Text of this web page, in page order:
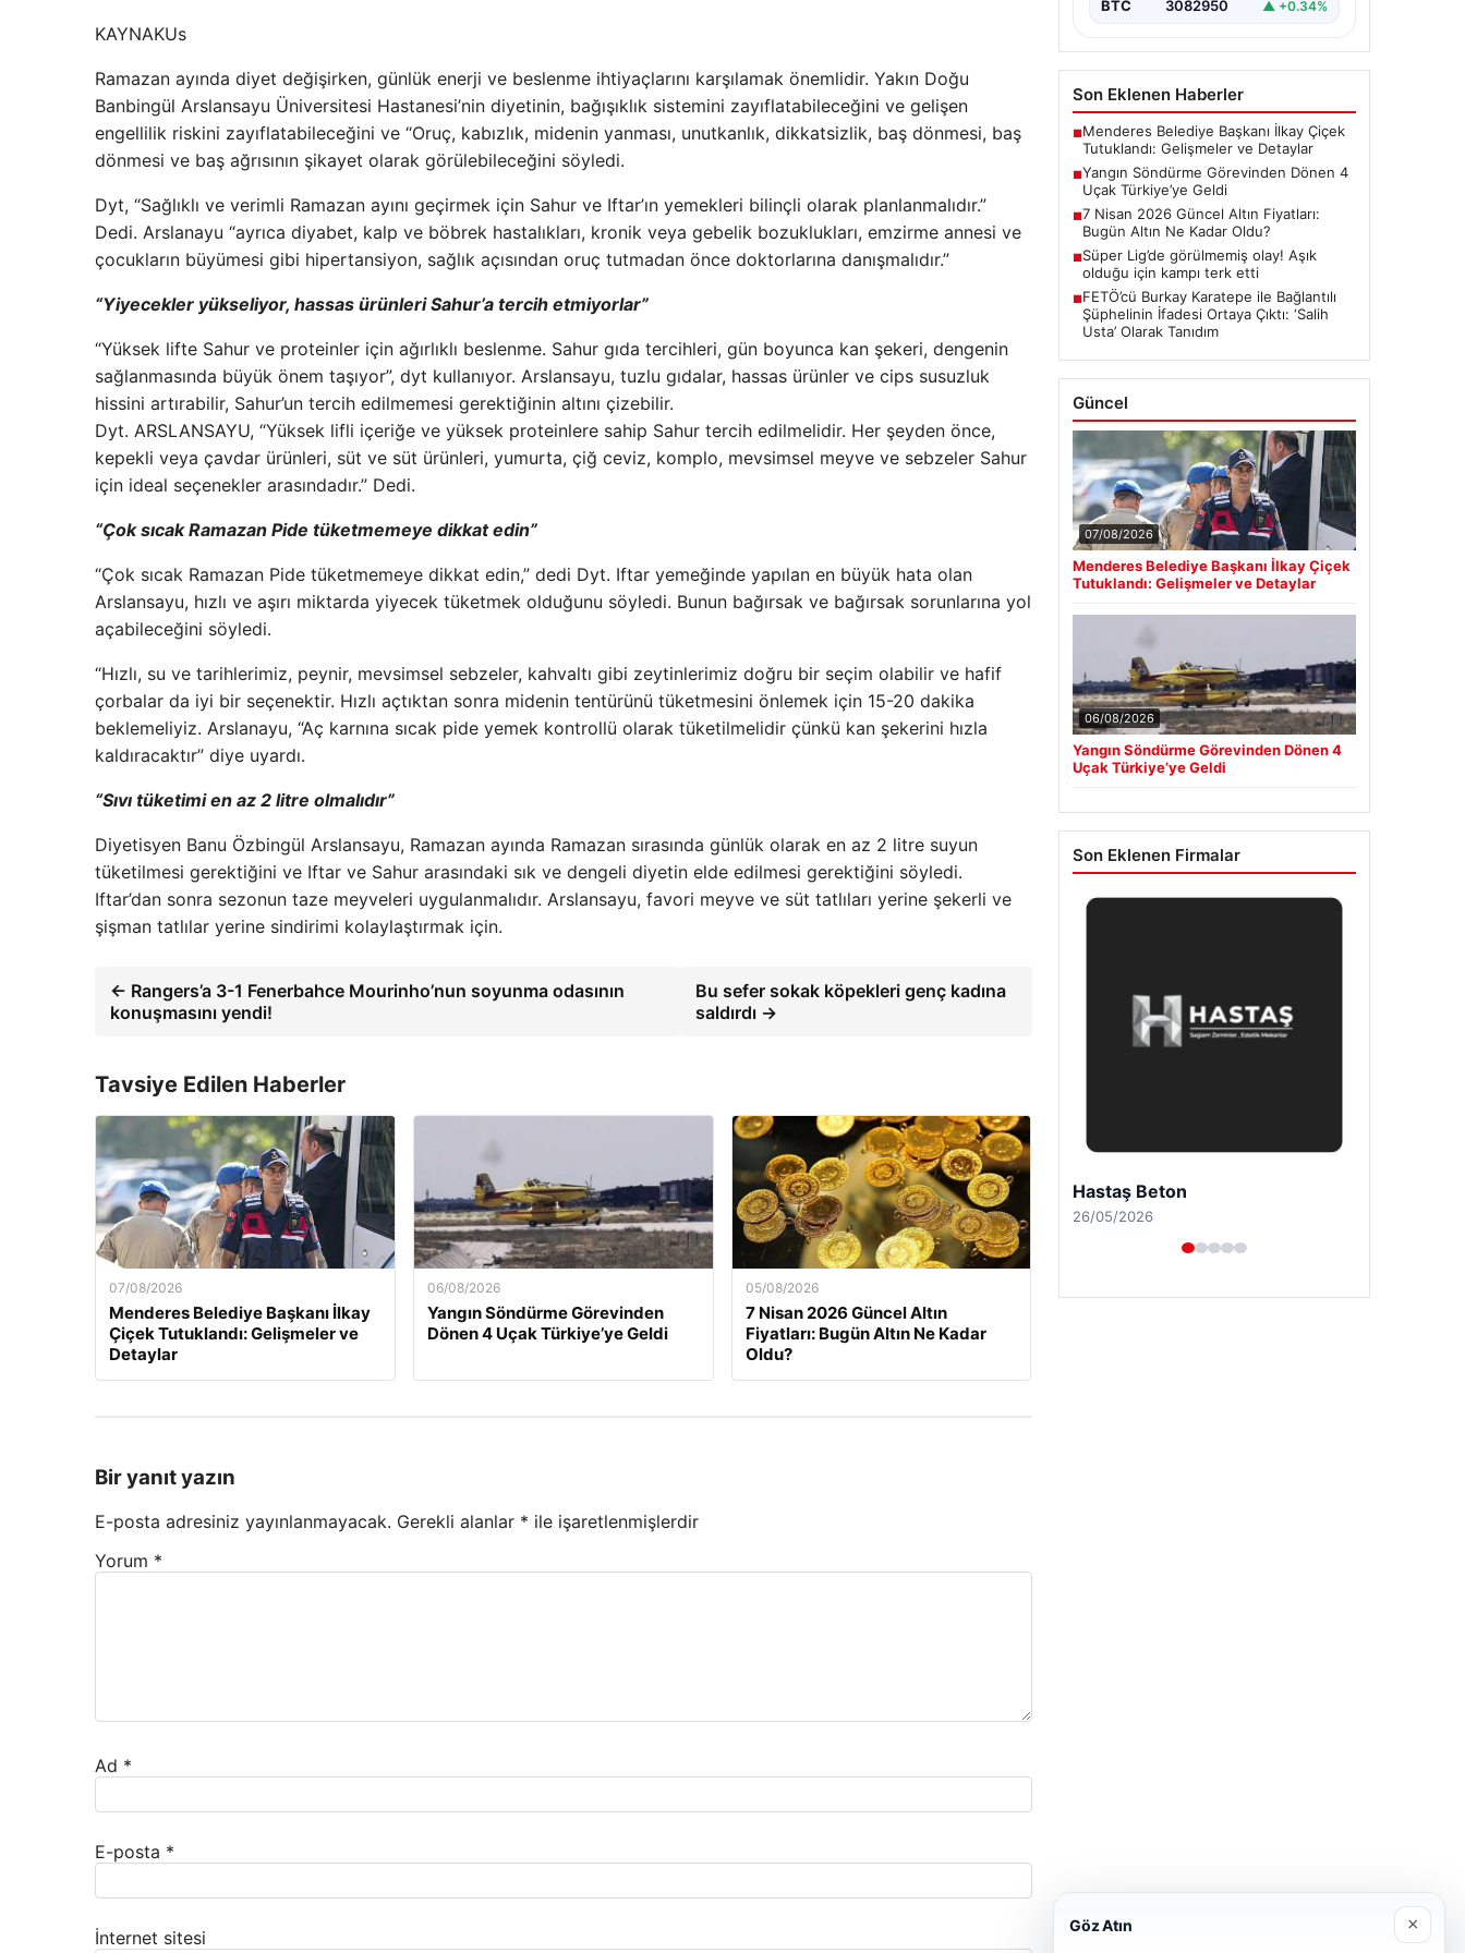
KAYNAKUs
Ramazan ayında diyet değişirken, günlük enerji ve beslenme ihtiyaçlarını karşılamak önemlidir. Yakın Doğu
Banbingül Arslansayu Üniversitesi Hastanesi’nin diyetinin, bağışıklık sistemini zayıflatabileceğini ve gelişen
engellilik riskini zayıflatabileceğini ve “Oruç, kabızlık, midenin yanması, unutkanlık, dikkatsizlik, baş dönmesi, baş
dönmesi ve baş ağrısının şikayet olarak görülebileceğini söyledi.
Dyt, “Sağlıklı ve verimli Ramazan ayını geçirmek için Sahur ve Iftar’ın yemekleri bilinçli olarak planlanmalıdır.”
Dedi. Arslanayu “ayrıca diyabet, kalp ve böbrek hastalıkları, kronik veya gebelik bozuklukları, emzirme annesi ve
çocukların büyümesi gibi hipertansiyon, sağlık açısından oruç tutmadan önce doktorlarına danışmalıdır.”
“Yiyecekler yükseliyor, hassas ürünleri Sahur’a tercih etmiyorlar”
“Yüksek lifte Sahur ve proteinler için ağırlıklı beslenme. Sahur gıda tercihleri, gün boyunca kan şekeri, dengenin
sağlanmasında büyük önem taşıyor”, dyt kullanıyor. Arslansayu, tuzlu gıdalar, hassas ürünler ve cips susuzluk
hissini artırabilir, Sahur’un tercih edilmemesi gerektiğinin altını çizebilir.
Dyt. ARSLANSAYU, “Yüksek lifli içeriğe ve yüksek proteinlere sahip Sahur tercih edilmelidir. Her şeyden önce,
kepekli veya çavdar ürünleri, süt ve süt ürünleri, yumurta, çiğ ceviz, komplo, mevsimsel meyve ve sebzeler Sahur
için ideal seçenekler arasındadır.” Dedi.
“Çok sıcak Ramazan Pide tüketmemeye dikkat edin”
“Çok sıcak Ramazan Pide tüketmemeye dikkat edin,” dedi Dyt. Iftar yemeğinde yapılan en büyük hata olan
Arslansayu, hızlı ve aşırı miktarda yiyecek tüketmek olduğunu söyledi. Bunun bağırsak ve bağırsak sorunlarına yol
açabileceğini söyledi.
“Hızlı, su ve tarihlerimiz, peynir, mevsimsel sebzeler, kahvaltı gibi zeytinlerimiz doğru bir seçim olabilir ve hafif
çorbalar da iyi bir seçenektir. Hızlı açtıktan sonra midenin tentürünü tüketmesini önlemek için 15-20 dakika
beklemeliyiz. Arslanayu, “Aç karnına sıcak pide yemek kontrollü olarak tüketilmelidir çünkü kan şekerini hızla
kaldıracaktır” diye uyardı.
“Sıvı tüketimi en az 2 litre olmalıdır”
Diyetisyen Banu Özbingül Arslansayu, Ramazan ayında Ramazan sırasında günlük olarak en az 2 litre suyun
tüketilmesi gerektiğini ve Iftar ve Sahur arasındaki sık ve dengeli diyetin elde edilmesi gerektiğini söyledi.
Iftar’dan sonra sezonun taze meyveleri uygulanmalıdır. Arslansayu, favori meyve ve süt tatlıları yerine şekerli ve
şişman tatlılar yerine sindirimi kolaylaştırmak için.
← Rangers’a 3-1 Fenerbahce Mourinho’nun soyunma odasının
konuşmasını yendi!
Bu sefer sokak köpekleri genç kadına
saldırdı →
Tavsiye Edilen Haberler
07/08/2026
Menderes Belediye Başkanı İlkay
Çiçek Tutuklandı: Gelişmeler ve
Detaylar
06/08/2026
Yangın Söndürme Görevinden
Dönen 4 Uçak Türkiye’ye Geldi
05/08/2026
7 Nisan 2026 Güncel Altın
Fiyatları: Bugün Altın Ne Kadar
Oldu?
Bir yanıt yazın
E-posta adresiniz yayınlanmayacak. Gerekli alanlar * ile işaretlenmişlerdir
Yorum *
Ad *
E-posta *
İnternet sitesi
BTC 3082950 ▲ +0.34%
Son Eklenen Haberler
■Menderes Belediye Başkanı İlkay Çiçek
Tutuklandı: Gelişmeler ve Detaylar
■Yangın Söndürme Görevinden Dönen 4
Uçak Türkiye’ye Geldi
■7 Nisan 2026 Güncel Altın Fiyatları:
Bugün Altın Ne Kadar Oldu?
■Süper Lig’de görülmemiş olay! Aşık
olduğu için kampı terk etti
■FETÖ’cü Burkay Karatepe ile Bağlantılı
Şüphelinin İfadesi Ortaya Çıktı: ‘Salih
Usta’ Olarak Tanıdım
Güncel
07/08/2026
Menderes Belediye Başkanı İlkay Çiçek
Tutuklandı: Gelişmeler ve Detaylar
06/08/2026
Yangın Söndürme Görevinden Dönen 4
Uçak Türkiye’ye Geldi
Son Eklenen Firmalar
Enes Kaplan Avukatlık Bürosu
28/04/2026
Göz Atın ×